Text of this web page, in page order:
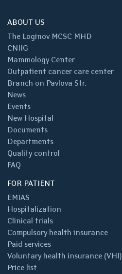
ABOUT US
The Loginov MCSC MHD
CNIIG
Mammology Center
Outpatient cancer care center
Branch on Pavlova Str.
News
Events
New Hospital
Documents
Departments
Quality control
FAQ
FOR PATIENT
EMIAS
Hospitalization
Clinical trials
Compulsory health insurance
Paid services
Voluntary health insurance (VHI)
Price list